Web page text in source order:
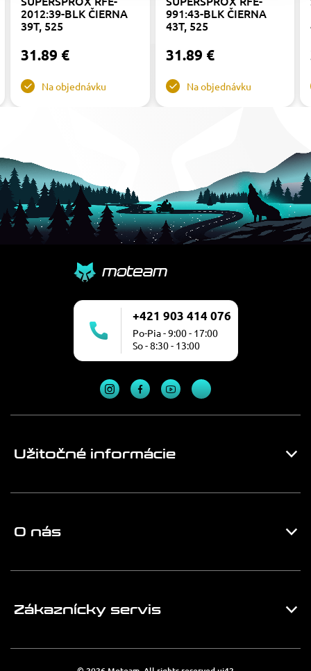
2012:39-BLK ČIERNA
39T, 525
31.89 €
Na objednávku
991:43-BLK ČIERNA
43T, 525
31.89 €
Na objednávku
+421 903 414 076
Po-Pia - 9:00 - 17:00
So - 8:30 - 13:00
Užitočné informácie
O nás
Zákaznícky servis